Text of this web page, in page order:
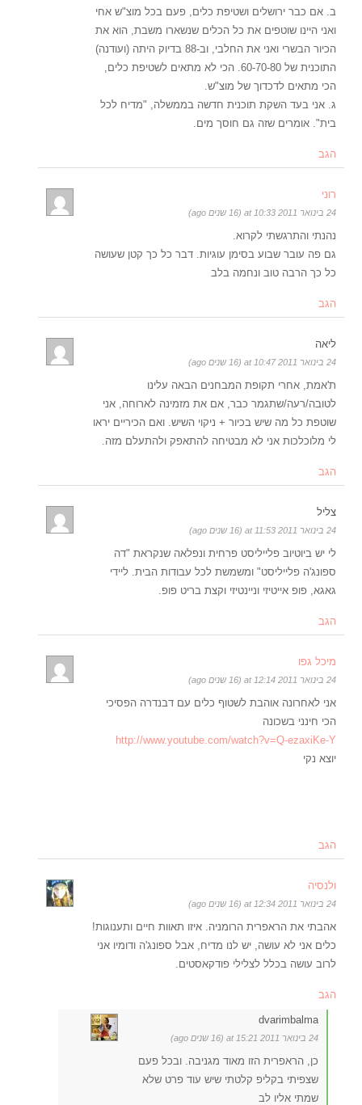
ב. אם כבר ירושלים ושטיפת כלים, פעם בכל מוצ"ש אחי
ואני היינו שוטפים את כל הכלים שנשארו משבת, הוא את
הכיור הבשרי ואני את החלבי, וב-88 בדיוק היתה (ועודנה)
התוכנית של 60-70-80. הכי לא מתאים לשטיפת כלים,
הכי מתאים לדכדוך של מוצ"ש.
ג. אני בעד השקת תוכנית חדשה בממשלה, "מדיח לכל
בית". אומרים שזה גם חוסך מים.
הגב
רוני
24 בינואר 2011 at 10:33 (16 שנים ago)
נהנתי והתרגשתי לקרוא.
גם פה עובר שבוע בסימן עוגיות. דבר כל כך קטן שעושה
כל כך הרבה טוב ונחמה בלב
הגב
ליאה
24 בינואר 2011 at 10:47 (16 שנים ago)
ת'אמת, אחרי תקופת המבחנים הבאה עלינו
לטובה/רעה/שתגמר כבר, אם את מזמינה לארוחה, אני
שוטפת כל מה שיש בכיור + ניקוי השיש. ואם הכיריים יראו
לי מלוכלכות אני לא מבטיחה להתאפק ולהתעלם מזה.
הגב
צליל
24 בינואר 2011 at 11:53 (16 שנים ago)
לי יש ביוטיוב פלייליסט פרחית ונפלאה שנקראת "דה
ספונג'ה פלייליסט" ומשמשת לכל עבודות הבית. ליידי
גאגא, פופ אייטיזי וניינטיזי וקצת בריט פופ.
הגב
מיכל גפו
24 בינואר 2011 at 12:14 (16 שנים ago)
אני לאחרונה אוהבת לשטוף כלים עם דבנדרה הפסיכי
הכי חינני בשכונה
http://www.youtube.com/watch?v=Q-ezaxiKe-Y
יוצא נקי
הגב
ולנסיה
24 בינואר 2011 at 12:34 (16 שנים ago)
אהבתי את הראפרית הרומניה. איזו תאוות חיים ותענוגות!
כלים אני לא עושה, יש לנו מדיח, אבל ספונג'ה ודומיו אני
לרוב עושה בכלל לצלילי פודקאסטים.
הגב
dvarimbalma
24 בינואר 2011 at 15:21 (16 שנים ago)
כן, הראפרית הזו מאוד מגניבה. ובכל פעם
שצפיתי בקליפ קלטתי שיש עוד פרט שלא
שמתי אליו לב